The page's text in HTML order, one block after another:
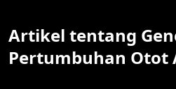
Artikel tentang
Pertumbuhan Otot